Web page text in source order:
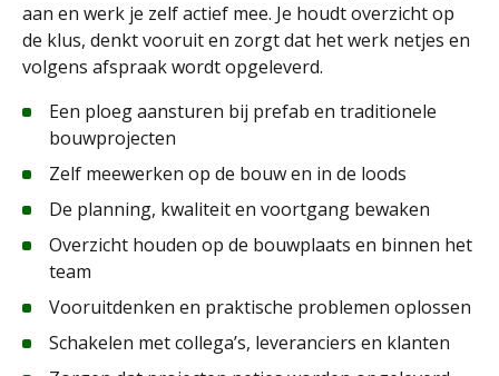
aan en werk je zelf actief mee. Je houdt overzicht op
de klus, denkt vooruit en zorgt dat het werk netjes en
volgens afspraak wordt opgeleverd.
Een ploeg aansturen bij prefab en traditionele
bouwprojecten
Zelf meewerken op de bouw en in de loods
De planning, kwaliteit en voortgang bewaken
Overzicht houden op de bouwplaats en binnen het
team
Vooruitdenken en praktische problemen oplossen
Schakelen met collega’s, leveranciers en klanten